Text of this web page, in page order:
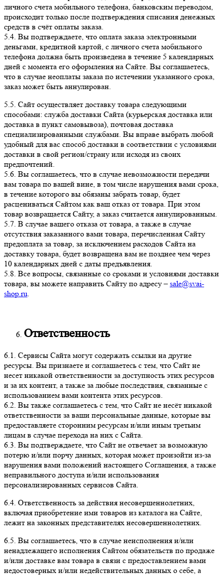
личного счета мобильного телефона, банковским переводом,
происходит только после подтверждения списания денежных
средств в счёт оплаты заказа.
5.4. Вы подтверждаете, что оплата заказа электронными
деньгами, кредитной картой, с личного счета мобильного
телефона должна быть произведена в течение 5 календарных
дней с момента его оформления на Сайте. Вы соглашаетесь,
что в случае неоплаты заказа по истечении указанного срока,
заказ может быть аннулирован.
5.5. Сайт осуществляет доставку товара следующими
способами: служба доставки Сайта (курьерская доставка или
доставка в пункт самовывоза), почтовая доставка
специализированными службами. Вы вправе выбрать любой
удобный для вас способ доставки в соответствии с условиями
доставки в свой регион/страну или исходя из своих
предпочтений.
5.6. Вы соглашаетесь, что в случае невозможности передачи
вам товара по вашей вине, в том числе нарушения вами срока,
в течение которого вы обязаны забрать товар, будет
расцениваться Сайтом как ваш отказ от товара. При этом
товар возвращается Сайту, а заказ считается аннулированным.
5.7. В случае вашего отказа от товара, а также в случае
отсутствия заказанного вами товара, перечисленная Сайту
предоплата за товар, за исключением расходов Сайта на
доставку товара, будет возвращена вам не позднее чем через
10 календарных дней с даты предъявления.
5.8. Все вопросы, связанные со сроками и условиями доставки
товара, вы можете направить Сайту по адресу –sale@svai-
shop.ru
Ответственность
6.1. Сервисы Сайта могут содержать ссылки на другие
ресурсы. Вы признаете и соглашаетесь с тем, что Сайт не
несет никакой ответственности за доступность этих ресурсов
и за их контент, а также за любые последствия, связанные с
использованием вами контента этих ресурсов.
6.2. Вы также соглашаетесь с тем, что Сайт не несёт никакой
ответственности за ваши персональные данные, которые вы
предоставляете сторонним ресурсам и/или иным третьим
лицам в случае перехода на них с Сайта.
6.3. Вы подтверждаете, что Сайт не отвечает за возможную
потерю и/или порчу данных, которая может произойти из-за
нарушения вами положений настоящего Соглашения, а также
неправильного доступа и/или использования
персонализированных сервисов Сайта.
6.4. Ответственность за действия несовершеннолетних,
включая приобретение ими товаров из каталога на Сайте,
лежит на законных представителях несовершеннолетних.
6.5. Вы соглашаетесь, что в случае неисполнения и/или
ненадлежащего исполнения Сайтом обязательств по продаже
и/или доставке вам товара в связи с предоставлением вами
недостоверных и/или недействительных данных о себе, а